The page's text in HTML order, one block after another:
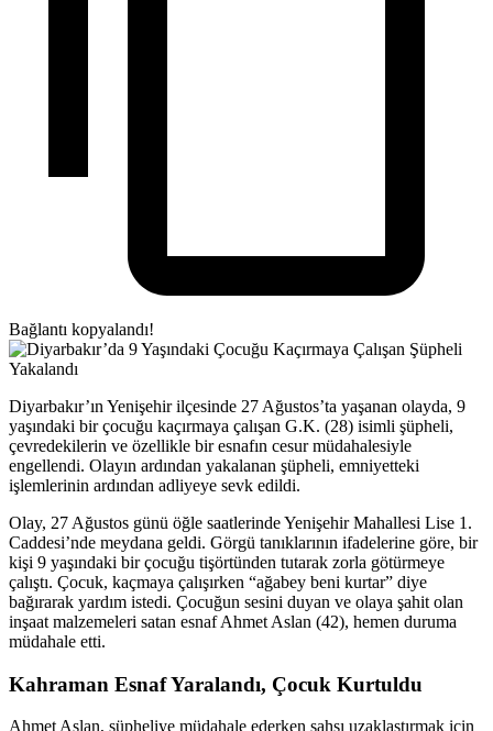
Bağlantı kopyalandı!
Diyarbakır’ın Yenişehir ilçesinde 27 Ağustos’ta yaşanan olayda, 9
yaşındaki bir çocuğu kaçırmaya çalışan G.K. (28) isimli şüpheli,
çevredekilerin ve özellikle bir esnafın cesur müdahalesiyle
engellendi. Olayın ardından yakalanan şüpheli, emniyetteki
işlemlerinin ardından adliyeye sevk edildi.
Olay, 27 Ağustos günü öğle saatlerinde Yenişehir Mahallesi Lise 1.
Caddesi’nde meydana geldi. Görgü tanıklarının ifadelerine göre, bir
kişi 9 yaşındaki bir çocuğu tişörtünden tutarak zorla götürmeye
çalıştı. Çocuk, kaçmaya çalışırken “ağabey beni kurtar” diye
bağırarak yardım istedi. Çocuğun sesini duyan ve olaya şahit olan
inşaat malzemeleri satan esnaf Ahmet Aslan (42), hemen duruma
müdahale etti.
Kahraman Esnaf Yaralandı, Çocuk Kurtuldu
Ahmet Aslan, şüpheliye müdahale ederken şahsı uzaklaştırmak için